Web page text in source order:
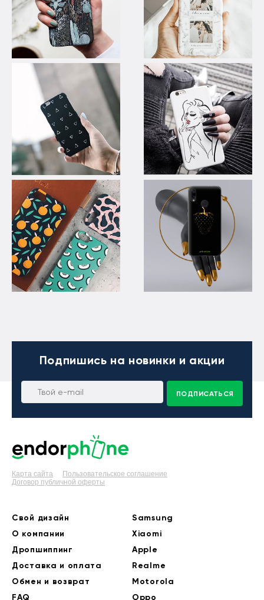
Подпишись на новинки и акции
ПОДПИСАТЬСЯ
Карта сайта
Пользовательское соглашение
Договор публичной оферты
Свой дизайн
О компании
Дропшиппинг
Доставка и оплата
Обмен и возврат
FAQ
Samsung
Xiaomi
Apple
Realme
Motorola
Oppo